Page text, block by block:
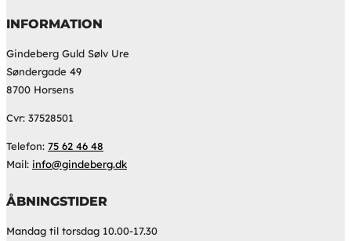
INFORMATION
Gindeberg Guld Sølv Ure
Søndergade 49
8700 Horsens
Cvr: 37528501
Telefon: 75 62 46 48
Mail: info@gindeberg.dk
ÅBNINGSTIDER
Mandag til torsdag 10.00-17.30